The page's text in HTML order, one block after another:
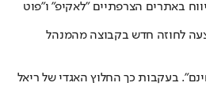
באתרים הצרפתיים "לאקיפ" ו"פוט
הצעה לחוזה חדש בקבוצה מהמנהל
כמו לשחק בחינם". בעקבות כך החלוץ האגדי של ריאל